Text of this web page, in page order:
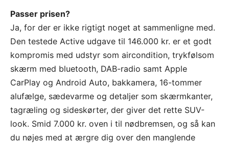
Passer prisen?
Ja, for der er ikke rigtigt noget at sammenligne med.
Den testede Active udgave til 146.000 kr. er et godt
kompromis med udstyr som aircondition, trykfølsom
skærm med bluetooth, DAB-radio samt Apple
CarPlay og Android Auto, bakkamera, 16-tommer
alufælge, sædevarme og detaljer som skærmkanter,
tagræling og sideskørter, der giver det rette SUV-
look. Smid 7.000 kr. oven i til nødbremsen, og så kan
du nøjes med at ærgre dig over den manglende